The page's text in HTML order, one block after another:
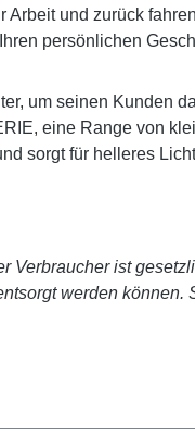
und zurück
persönlichen
um seinen Kunden
eine Range von
sorgt für helleres
Verbraucher ist
werden